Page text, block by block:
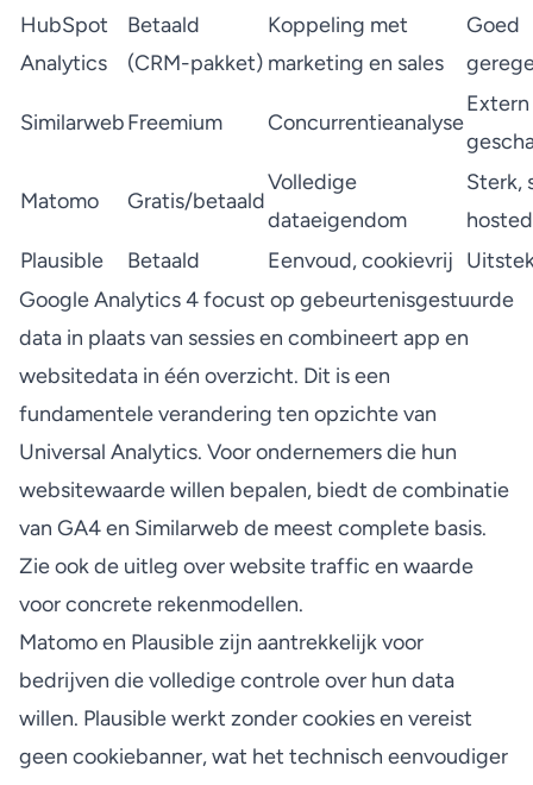
HubSpot
Analytics
Betaald
(CRM-pakket)
Koppeling met
marketing en sales
Goed
SimilarwebFreemium Concurrentieanalyse
Extern
Matomo Gratis/betaald
Volledige
dataeigendom
Sterk,
hosted
Plausible
Betaald Eenvoud, cookievrij
Google Analytics 4 focust op gebeurtenisgestuurde
data in plaats van sessies en combineert app en
websitedata in één overzicht. Dit is een
fundamentele verandering ten opzichte van
Universal Analytics. Voor ondernemers die hun
websitewaarde willen bepalen, biedt de combinatie
van GA4 en Similarweb de meest complete basis.
Zie ook de uitleg overwebsite traffic en waarde
voor concrete rekenmodellen.
Matomo en Plausible zijn aantrekkelijk voor
bedrijven die volledige controle over hun data
willen. Plausible werkt zonder cookies en vereist
geen cookiebanner, wat het technisch eenvoudiger